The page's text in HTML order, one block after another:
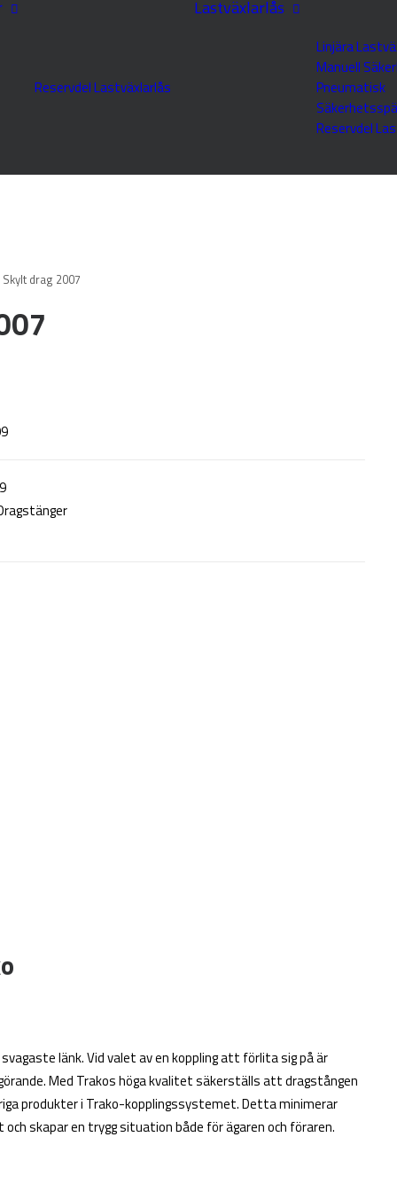
Reservdel Lastväxlarlås
Lastväxlarlås
Linjära
Manuell
Pneumatisk
Reservdel
Skylt drag 2007
länk. Vid valet av en koppling att förlita sig på är
Med Trakos höga kvalitet säkerställs att dragstången
produkter i Trako-kopplingssystemet. Detta minimerar
skapar en trygg situation både för ägaren och föraren.